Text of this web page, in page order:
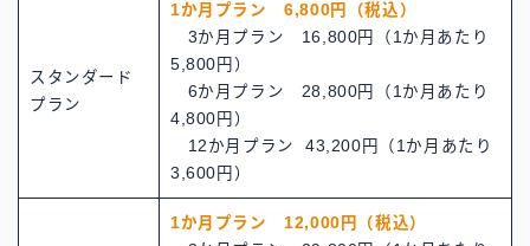
スタンダード
プラン
1か月プラン 6,800円（税込）
3か月プラン 16,800円（1か月あたり
5,800円）
6か月プラン 28,800円（1か月あたり
4,800円）
12か月プラン 43,200円（1か月あたり
3,600円）
1か月プラン 12,000円（税込）